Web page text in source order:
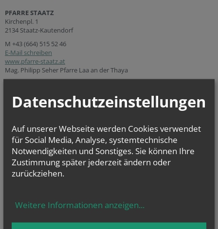
PFARRE STAATZ
Kirchenpl. 1
2134 Staatz-Kautendorf
M +43 (664) 515 52 46
E-Mail schreiben
www.pfarre-staatz.at
Mag. Philipp Seher Pfarre Laa an der Thaya
Die Pfarre liegt im Vikariat unter dem Mannhartsberg. Für die Pfarre
verantwortlich ist Moderator Pfarrer Mag. Philipp Seher.
In Staatz leben 1146 Gläubige. Pfarrkirchen sind meist einem Heiligen
geweiht, das so genannte Patrozinium von Staatz ist: St. Martin
(Propstei- und Pfarrkirche, um 1100, Markt).
… Erstkommunion(weitereInfos...)
Datenschutzeinstellungen
Auf unserer Webseite werden Cookies verwendet
für Social Media, Analyse, systemtechnische
Notwendigkeiten und Sonstiges. Sie können Ihre
Zustimmung später jederzeit ändern oder
zurückziehen.
Weitere Informationen anzeigen...